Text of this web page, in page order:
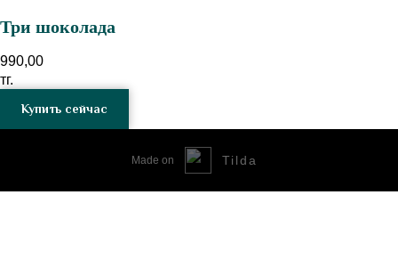
Три шоколада
990,00
тг.
Купить сейчас
Made on Tilda